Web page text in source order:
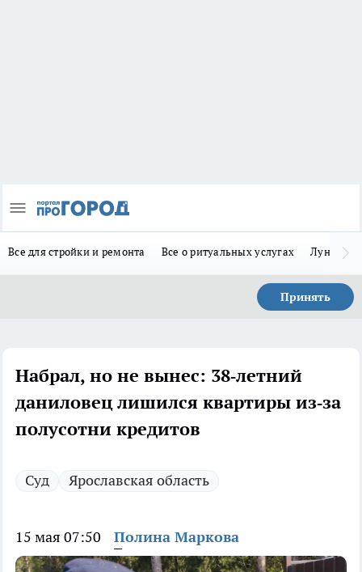
Все для стройки и ремонта Все о ритуальных услугах Лунно-
Принять
Набрал, но не вынес: 38‑летний
даниловец лишился квартиры из‑за
полусотни кредитов
Суд Ярославская область
15 мая 07:50 Полина Маркова